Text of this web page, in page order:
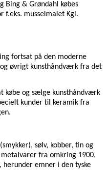
Bing & Grøndahl købes
f.eks. musselmalet Kgl.
fortsat på den moderne
øvrigt kunsthåndværk fra det
købe og sælge kunsthåndværk
kunder til keramik fra
sølv, kobber, tin og
fra omkring 1900,
herunder emner i den tyske